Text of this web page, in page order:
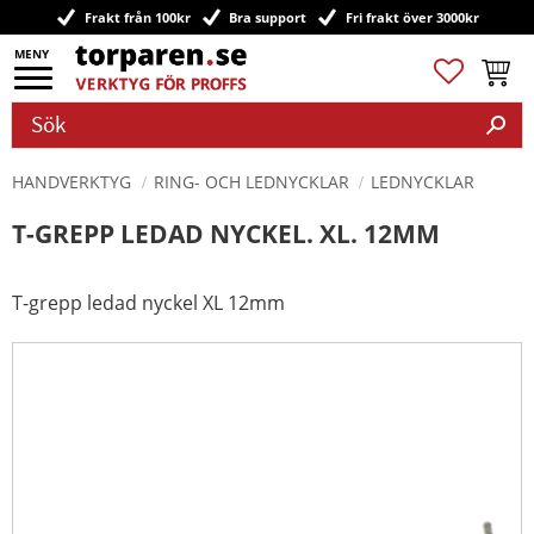
Meny
Frakt från 100kr Bra support Fri frakt över 3000kr
Favoriter
HANDVERKTYG RING- OCH LEDNYCKLAR LEDNYCKLAR
T-GREPP LEDAD NYCKEL. XL. 12MM
T-grepp ledad nyckel XL 12mm